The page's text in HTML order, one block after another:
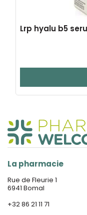
Lrp hyalu b5
La pharmacie
Rue de Fleurie 1
6941 Bomal
+32 86 21 11 71